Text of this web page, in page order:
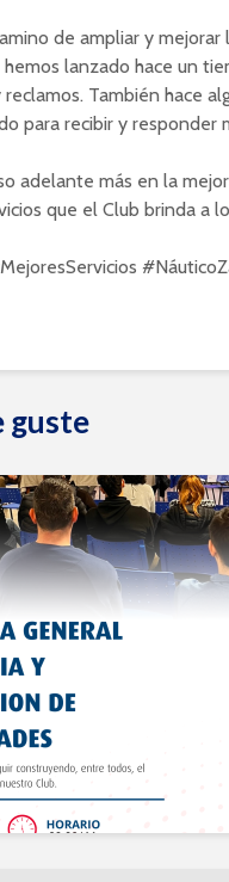
de ampliar y
hemos lanzado hace un
reclamos. También hace
para recibir y responder
adelante más en la
que el Club brinda a
guste